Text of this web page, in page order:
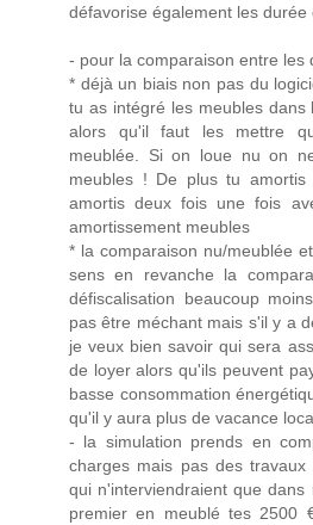
défavorise également les durée
- pour la comparaison entre les
* déjà un biais non pas du
tu as intégré les meubles
alors qu'il faut les mettre
meublée. Si on loue nu on
meubles ! De plus tu
amortis deux fois une fois
amortissement meubles
* la comparaison nu/meublée
sens en revanche la
défiscalisation beaucoup
pas être méchant mais s'il y a
je veux bien savoir qui sera
de loyer alors qu'ils peuvent
basse consommation
qu'il y aura plus de vacance
- la simulation prends en
charges mais pas des
qui n'interviendraient que
premier en meublé tes 2500